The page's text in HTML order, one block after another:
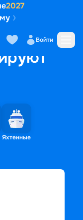
2027
Войти
Яхтенные